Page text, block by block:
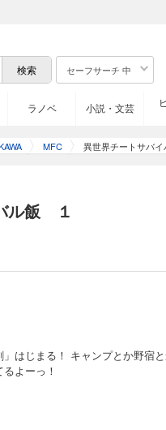
セーフサーチ 中
ラノベ 小説・文芸
MFC 異世界チートサバイ
ル飯 １
はじまる！ キャンプとか野宿
よーっ！